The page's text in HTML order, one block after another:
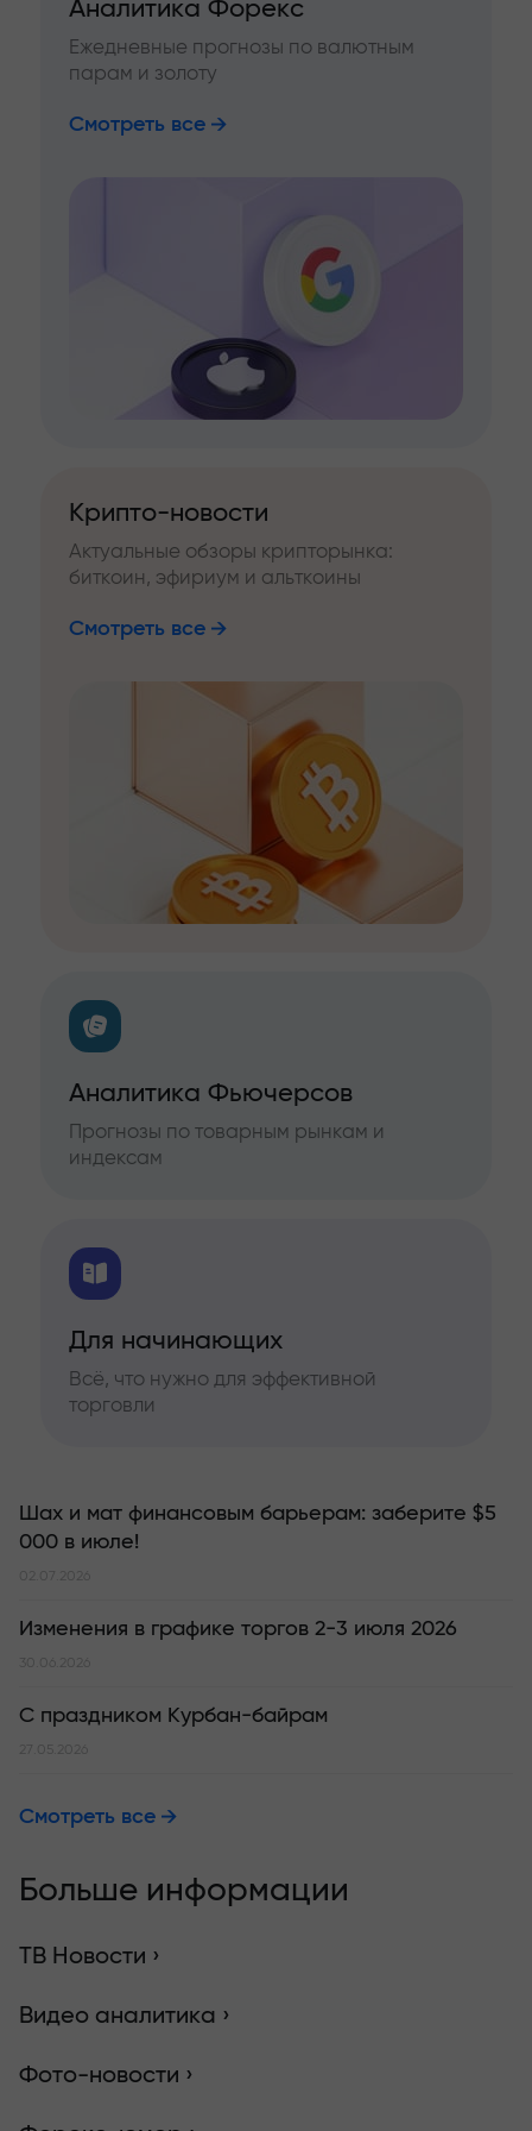
Аналитика Форекс
Ежедневные прогнозы по валютным
парам и золоту
Смотреть все
Крипто-новости
Актуальные обзоры крипторынка:
биткоин, эфириум и альткоины
Смотреть все
Аналитика Фьючерсов
Прогнозы по товарным рынкам и
индексам
Для начинающих
Всё, что нужно для эффективной
торговли
Шах и мат финансовым барьерам: заберите $5
000 в июле!
02.07.2026
Изменения в графике торгов 2-3 июля 2026
30.06.2026
С праздником Курбан-байрам
27.05.2026
Смотреть все
Больше информации
ТВ Новости ›
Видео аналитика ›
Фото-новости ›